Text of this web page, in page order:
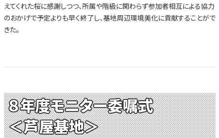
えてくれた桜に感謝しつつ、所属や階級に関わらず参加者相互による協力
のおかげで予定よりも早く終了し、基地周辺環境美化に貢献することがで
きた。
８年度モニター委嘱式
＜芦屋基地＞